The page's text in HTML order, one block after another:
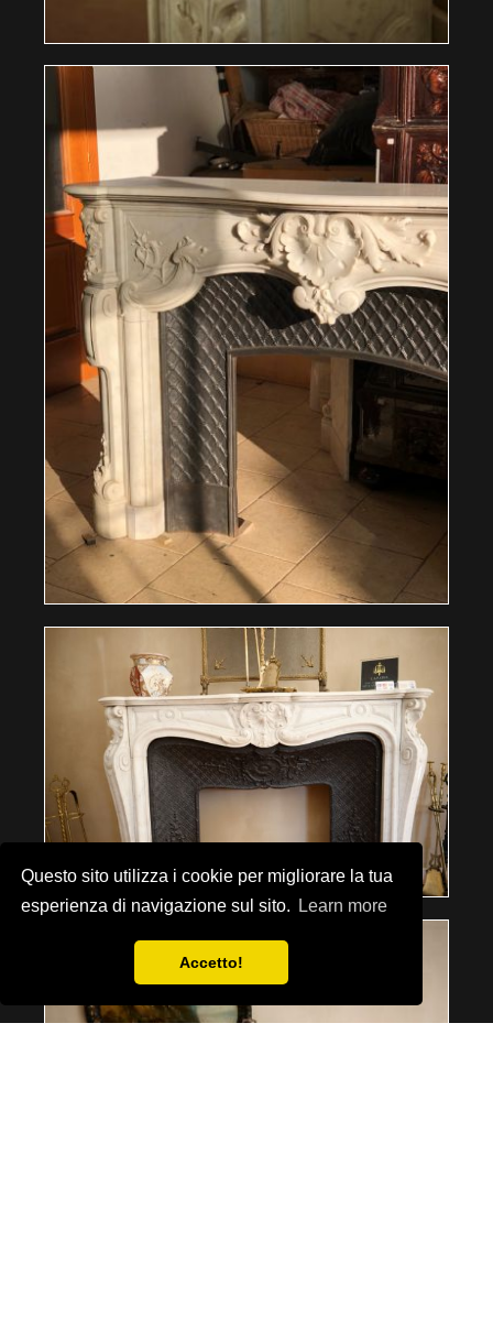
Questo sito utilizza i cookie per migliorare la tua
esperienza di navigazione sul sito.
Learn more
Accetto!